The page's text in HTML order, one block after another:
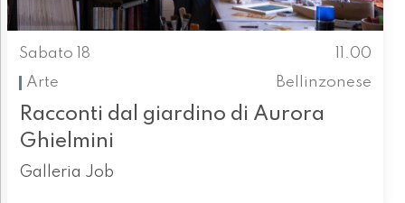
Sabato 18
11.00
Arte
Bellinzonese
Racconti dal giardino di Aurora
Ghielmini
Galleria Job